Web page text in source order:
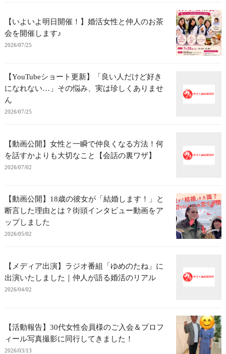
【いよいよ明日開催！】婚活女性と仲人のお茶
会を開催します♪
2026/07/25
【YouTubeショート更新】「良い人だけど好き
になれない…」その悩み、実は珍しくありませ
ん
2026/07/25
【動画公開】女性と一瞬で仲良くなる方法！何
を話すかよりも大切なこと【会話の裏ワザ】
2026/07/02
【動画公開】18歳の彼女が「結婚します！」と
断言した理由とは？街頭インタビュー動画をア
ップしました
2026/05/02
【メディア出演】ラジオ番組「ゆめのたね」に
出演いたしました｜仲人が語る婚活のリアル
2026/04/02
【活動報告】30代女性会員様のご入会＆プロフ
ィール写真撮影に同行してきました！
2026/03/13